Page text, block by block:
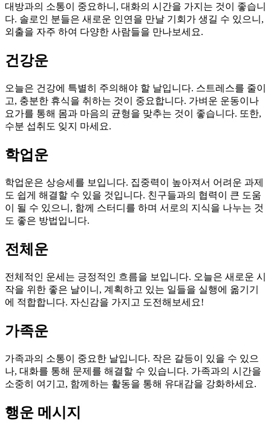
대방과의 소통이 중요하니, 대화의 시간을 가지는 것이 좋습니
다. 솔로인 분들은 새로운 인연을 만날 기회가 생길 수 있으니,
외출을 자주 하여 다양한 사람들을 만나보세요.
건강운
오늘은 건강에 특별히 주의해야 할 날입니다. 스트레스를 줄이
고, 충분한 휴식을 취하는 것이 중요합니다. 가벼운 운동이나
요가를 통해 몸과 마음의 균형을 맞추는 것이 좋습니다. 또한,
수분 섭취도 잊지 마세요.
학업운
학업운은 상승세를 보입니다. 집중력이 높아져서 어려운 과제
도 쉽게 해결할 수 있을 것입니다. 친구들과의 협력이 큰 도움
이 될 수 있으니, 함께 스터디를 하며 서로의 지식을 나누는 것
도 좋은 방법입니다.
전체운
전체적인 운세는 긍정적인 흐름을 보입니다. 오늘은 새로운 시
작을 위한 좋은 날이니, 계획하고 있는 일들을 실행에 옮기기
에 적합합니다. 자신감을 가지고 도전해보세요!
가족운
가족과의 소통이 중요한 날입니다. 작은 갈등이 있을 수 있으
나, 대화를 통해 문제를 해결할 수 있습니다. 가족과의 시간을
소중히 여기고, 함께하는 활동을 통해 유대감을 강화하세요.
행운 메시지